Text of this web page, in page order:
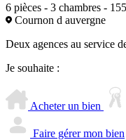
6 pièces - 3 chambres -
Cournon d auvergne
Deux agences au service
Je souhaite :
Acheter un bien
Faire gérer mon bien